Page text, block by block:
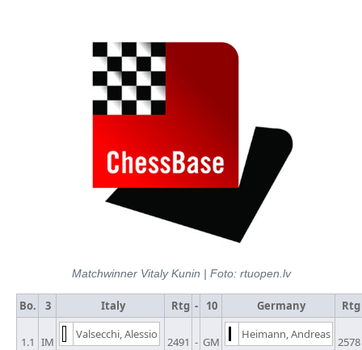
Matchwinner Vitaly Kunin | Foto: rtuopen.lv
Bo. 3 Italy Rtg - 10 Germany Rtg
1.1 IM
Valsecchi, Alessio
2491 - GM
Heimann, Andreas
2578